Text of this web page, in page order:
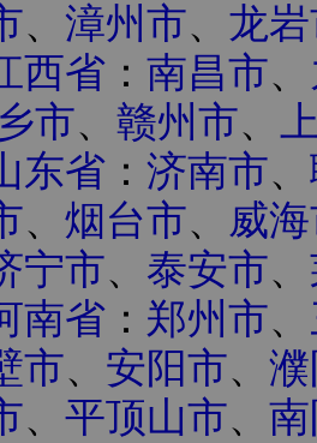
、 漳州市、 龙
西省： 南昌市、
市、 赣州市、
东省： 济南市、
、 烟台市、 威
宁市、 泰安市、
南省： 郑州市、
市、 安阳市、
、 平顶山市、